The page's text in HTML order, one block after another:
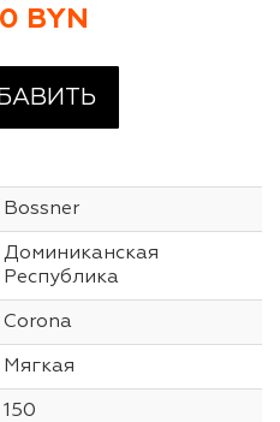
BYN
Bossner
Доминиканская
Республика
Corona
Мягкая
150